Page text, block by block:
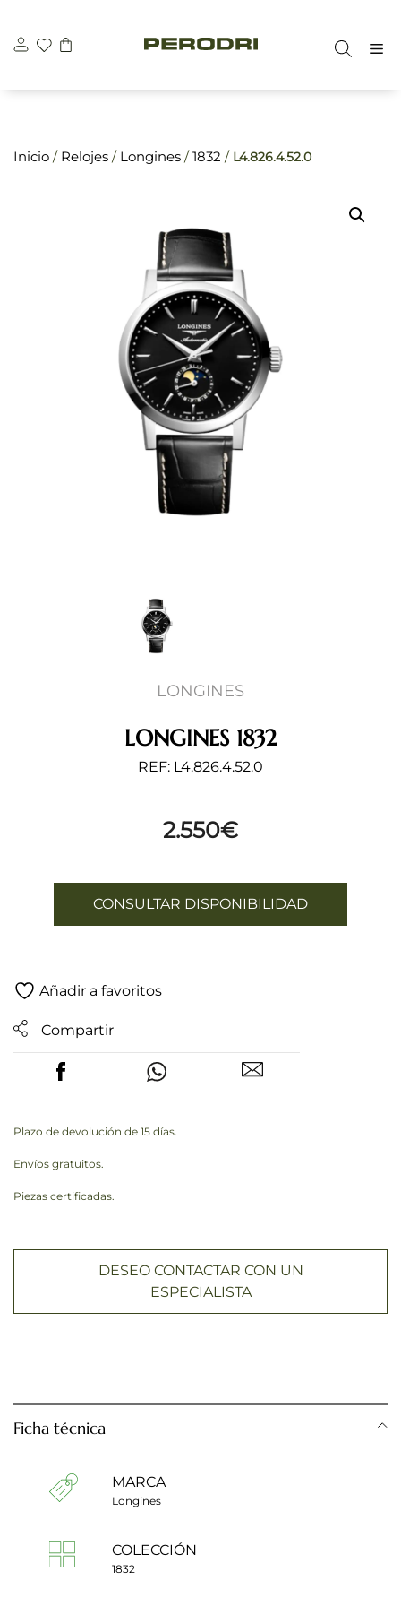
contenido
Inicio / Relojes / Longines /1832 / L4.826.4.52.0
LONGINES
LONGINES 1832
REF: L4.826.4.52.0
2.550€
CONSULTAR DISPONIBILIDAD
Añadir a favoritos
Compartir
Plazo de devolución de 15 días.
Envíos gratuitos.
Piezas certificadas.
DESEO CONTACTAR CON UN
ESPECIALISTA
Ficha técnica
MARCA
Longines
COLECCIÓN
1832